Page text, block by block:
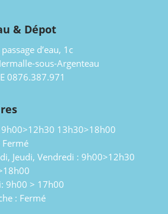
& Dépot
d’eau, 1c
sous-Argenteau
0876.387.971
13h30>18h00
Jeudi, Vendredi : 9h00>12h30
9h00 > 17h00
: Fermé